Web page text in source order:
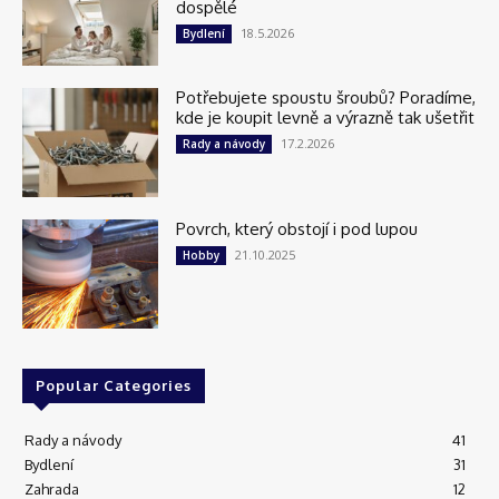
dospělé
Bydlení 18.5.2026
Potřebujete spoustu šroubů? Poradíme,
kde je koupit levně a výrazně tak ušetřit
Rady a návody 17.2.2026
Povrch, který obstojí i pod lupou
Hobby 21.10.2025
Popular Categories
Rady a návody
41
Bydlení
31
Zahrada
12